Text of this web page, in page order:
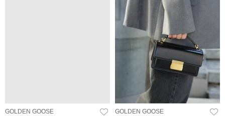
GOLDEN GOOSE
GOLDEN GOOSE